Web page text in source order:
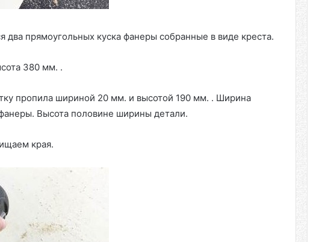
два прямоугольных куска фанеры собранные в виде креста.
380 мм. .
пропила шириной 20 мм. и высотой 190 мм. . Ширина
Высота половине ширины детали.
края.